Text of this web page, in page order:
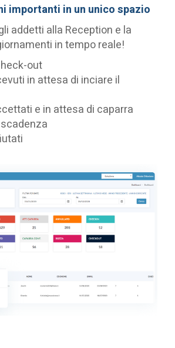
importanti in un unico spazio
addetti alla Reception e la
in tempo reale!
out
in attesa di inciare il
e in attesa di caparra